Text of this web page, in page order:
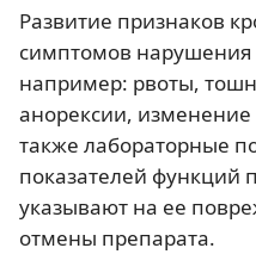
Развитие признаков
симптомов
например: рвоты,
анорексии, изменение
также лабораторные
показателей функций
указывают на ее
отмены препарата.